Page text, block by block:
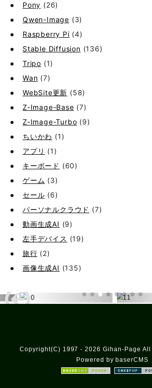
Pony (26)
Qwen-Image (3)
Raspberry Pi (4)
Stable Diffusion (136)
Tripo (1)
Wan (7)
WebSite更新 (58)
Z-Image-Base (7)
Z-Image-Turbo (9)
ちいかわ (1)
アプリ (1)
キーボード (60)
ゲーム (3)
セール (6)
パーソナルクラウド (7)
動画生成AI (9)
左手デバイス (19)
旅行 (2)
画像生成AI (135)
Copyright(C) 1997 - 2026 Gihan-Page
Powered by baserCMS